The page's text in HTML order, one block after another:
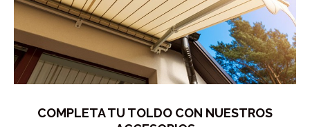
COMPLETA TU TOLDO CON NUESTROS